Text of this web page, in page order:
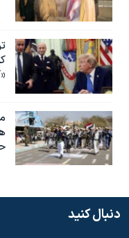
دنبال کنید